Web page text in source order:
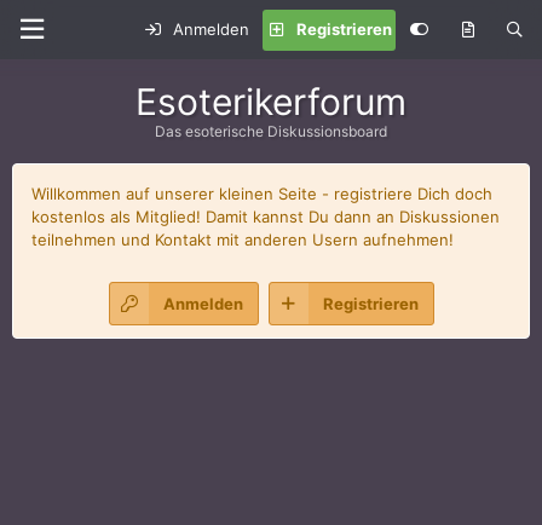
Anmelden Registrieren
Esoterikerforum
Das esoterische Diskussionsboard
Willkommen auf unserer kleinen Seite - registriere Dich doch
kostenlos als Mitglied! Damit kannst Du dann an Diskussionen
teilnehmen und Kontakt mit anderen Usern aufnehmen!
Anmelden Registrieren